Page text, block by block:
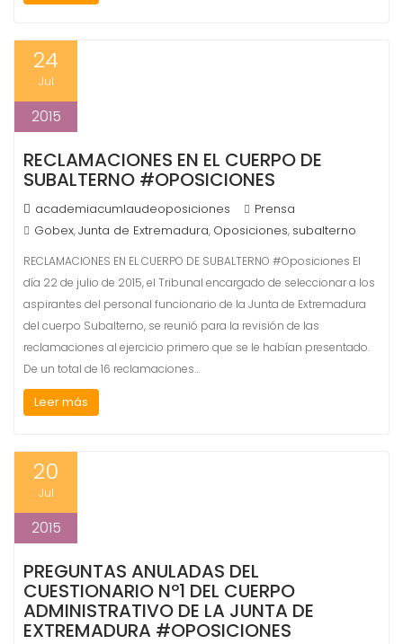
24
Jul
2015
RECLAMACIONES EN EL CUERPO DE
SUBALTERNO #OPOSICIONES
academiacumlaudeoposiciones
Prensa
Gobex,Junta de Extremadura, Oposiciones, subalterno
RECLAMACIONES EN EL CUERPO DE SUBALTERNO #Oposiciones El
día 22 de julio de 2015, el Tribunal encargado de seleccionar a los
aspirantes del personal funcionario de la Junta de Extremadura
del cuerpo Subalterno, se reunió para la revisión de las
reclamaciones al ejercicio primero que se le habían presentado.
De un total de 16 reclamaciones…
Leer más
20
Jul
2015
PREGUNTAS ANULADAS DEL
CUESTIONARIO Nº1 DEL CUERPO
ADMINISTRATIVO DE LA JUNTA DE
EXTREMADURA #OPOSICIONES